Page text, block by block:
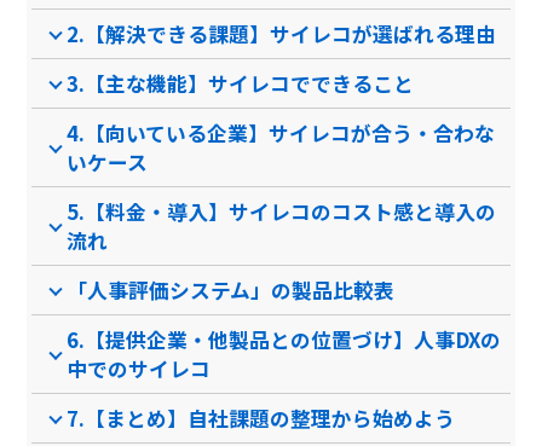
サービス資料
推奨環境
評価・タレント…
資料ダウンロード
PCブラウザ スマートフォ
ンブラウザ
資料ダウンロード
PCブラウザ
2.【解決できる課題】サイレコが選ばれる理由
3.【主な機能】サイレコでできること
4.【向いている企業】サイレコが合う・合わな
いケース
5.【料金・導入】サイレコのコスト感と導入の
流れ
「人事評価システム」の製品比較表
6.【提供企業・他製品との位置づけ】人事DXの
中でのサイレコ
7.【まとめ】自社課題の整理から始めよう